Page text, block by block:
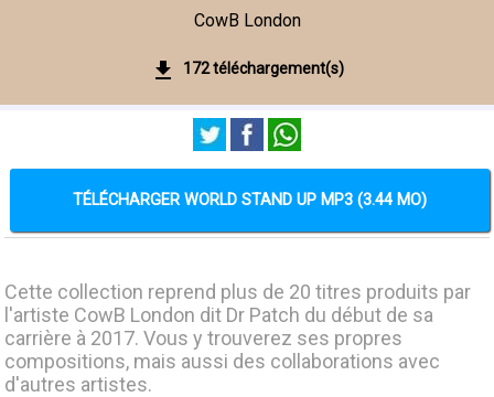
CowB London
172 téléchargement(s)
TÉLÉCHARGER WORLD STAND UP MP3 (3.44 MO)
Cette collection reprend plus de 20 titres produits par
l'artiste CowB London dit Dr Patch du début de sa
carrière à 2017. Vous y trouverez ses propres
compositions, mais aussi des collaborations avec
d'autres artistes.